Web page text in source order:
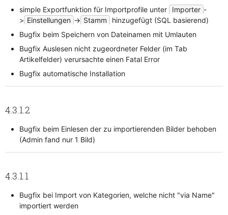
simple Exportfunktion für Importprofile unter
Importer -
> Einstellungen -> Stamm
hinzugefügt (SQL basierend)
Bugfix beim Speichern von Dateinamen mit Umlauten
Bugfix Auslesen nicht zugeordneter Felder (im Tab
Artikelfelder) verursachte einen Fatal Error
Bugfix automatische Installation
4.3.1.2
Bugfix beim Einlesen der zu importierenden Bilder behoben
(Admin fand nur 1 Bild)
4.3.1.1
Bugfix bei Import von Kategorien, welche nicht "via Name"
importiert werden